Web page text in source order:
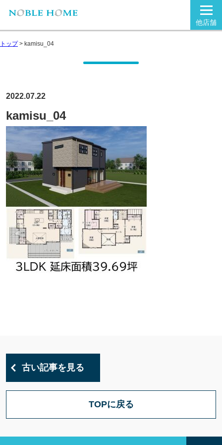
他店舗
トップ> kamisu_04
2022.07.22
kamisu_04
古い記事を見る
TOPに戻る